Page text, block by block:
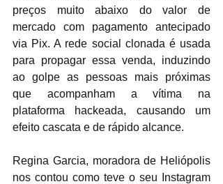
preços muito abaixo do valor de
mercado com pagamento antecipado
via Pix. A rede social clonada é usada
para propagar essa venda, induzindo
ao golpe as pessoas mais próximas
que acompanham a vítima na
plataforma hackeada, causando um
efeito cascata e de rápido alcance.
Regina Garcia, moradora de Heliópolis
nos contou como teve o seu Instagram